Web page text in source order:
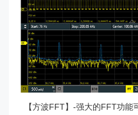
【方波FFT】-强大的FFT功